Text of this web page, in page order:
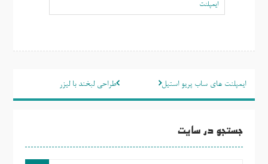
ایمپلنت
راهبری
نوشته
طراحی لبخند با لیزر ایمپلنت های ساب پریو استیل
جستجو در سایت